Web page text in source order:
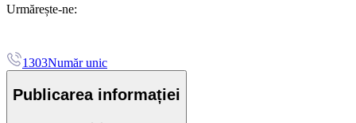
Urmărește-ne:
1303Număr unic
Publicarea informației